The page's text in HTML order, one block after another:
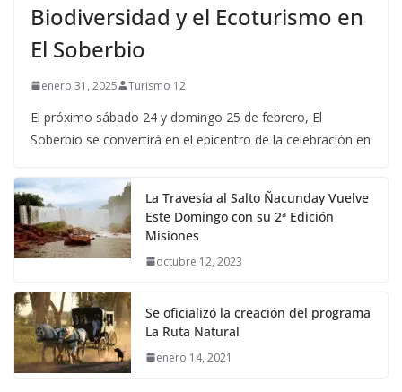
Biodiversidad y el Ecoturismo en
El Soberbio
enero 31, 2025 Turismo 12
El próximo sábado 24 y domingo 25 de febrero, El
Soberbio se convertirá en el epicentro de la celebración en
La Travesía al Salto Ñacunday Vuelve
Este Domingo con su 2ª Edición
Misiones
octubre 12, 2023
Se oficializó la creación del programa
La Ruta Natural
enero 14, 2021